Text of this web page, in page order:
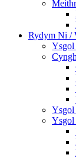
Rydym Ni /
Ysgol
Ysgol
Ysgol